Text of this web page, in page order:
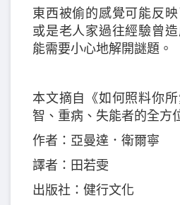
東西被偷的感覺可能反
或是老人家過往經驗曾
能需要小心地解開謎題。
本文摘自《如何照料你
智、重病、失能者的全方
作者：亞曼達．衛爾寧
譯者：田若雯
出版社：健行文化